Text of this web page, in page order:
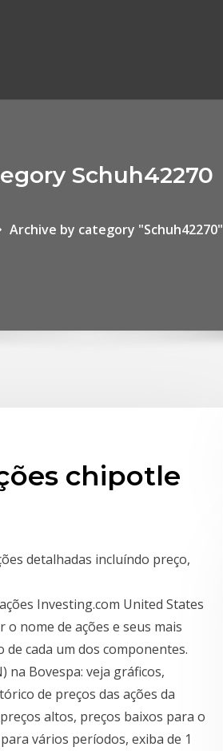
Schuh42270
Archive by category "Schuh42270"
chipotle
detalhadas incluíndo preço,
Investing.com United States
nome de ações e seus mais
cada um dos componentes.
na Bovespa: veja gráficos,
de preços das ações da
altos, preços baixos para o
vários períodos, exiba de 1